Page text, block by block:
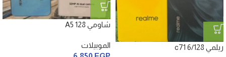
ريلمي c71 6/128
شاومي A5 128
الموبيلات